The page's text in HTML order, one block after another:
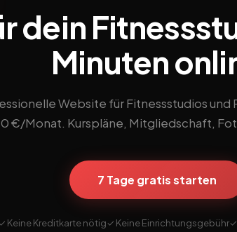
dein
Minuten
Website für Fitnessstudios und
€/Monat. Kurspläne, Mitgliedschaft,
7 Tage gratis starten
Keine Kreditkarte nötig✓ Keine Einrichtungsgebühr✓